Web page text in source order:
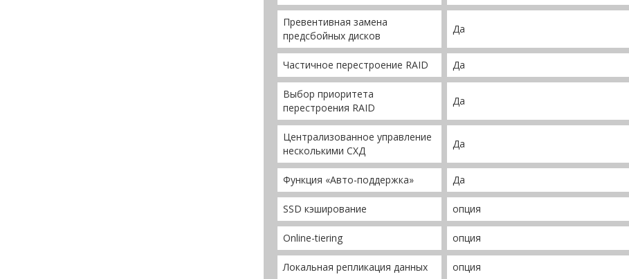
Превентивная замена
предсбойных дисков
Да
Частичное перестроение RAID Да
Выбор приоритета
перестроения RAID
Да
Централизованное управление
несколькими СХД
Да
Функция «Авто-поддержка» Да
SSD кэширование опция
Online-tiering опция
Локальная репликация данных опция